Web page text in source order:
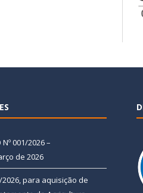
Nº 001/2026 –
de 2026
2026, para aquisição de